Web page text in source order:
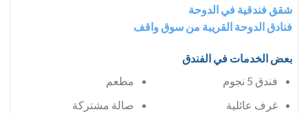
شقق فندقية في الدوحة
فنادق الدوحة القريبة من سوق واقف
بعض الخدمات في الفندق
فندق 5 نجوم
مطعم
صالة مشتركة